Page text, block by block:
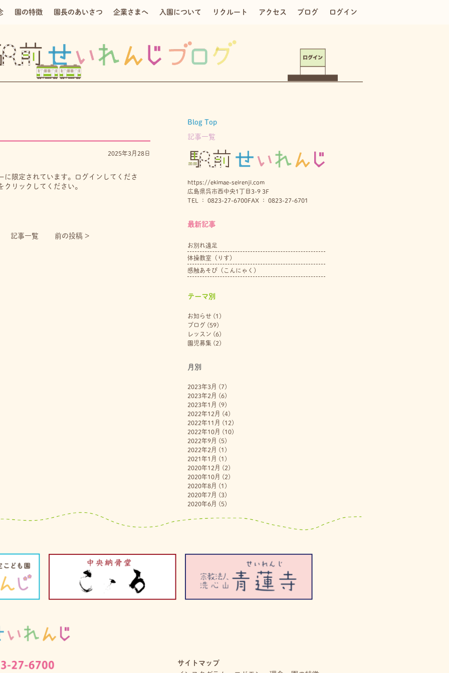
園の特徴 園長のあいさつ 企業さまへ 入園について リクルート アクセス ブログ ログイン
2025年3月28日
に限定されています。ログインしてくださ
クリックしてください。
記事一覧 前の投稿 >
Blog Top
記事一覧
https://ekimae-seirenji.com
広島県呉市西中央1丁目3-9 3F
TEL ： 0823-27-6700FAX ： 0823-27-6701
最新記事
お別れ遠足
体操教室（りす）
感触あそび（こんにゃく）
テーマ別
お知らせ(1)
ブログ(59)
レッスン (6)
園児募集 (2)
月別
2023年3月 (7)
2023年2月 (6)
2023年1月 (9)
2022年12月 (4)
2022年11月 (12)
2022年10月 (10)
2022年9月 (5)
2022年2月 (1)
2021年1月 (1)
2020年12月 (2)
2020年10月 (2)
2020年8月 (1)
2020年7月 (3)
2020年6月 (5)
サイトマップ